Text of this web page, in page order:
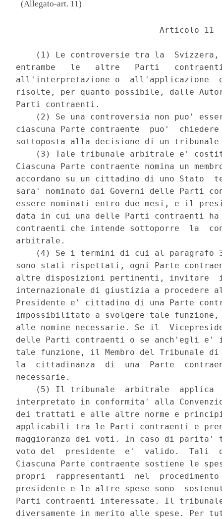
(Allegato-art. 11)
                             Articolo 11
(1) Le controversie tra la
entrambe   le   altre   Parti
all'interpretazione o  all'applicazione
risolte, per quanto possibile, dalle
Parti contraenti.
(2) Se una controversia non puo'
ciascuna Parte contraente  puo'
sottoposta alla decisione di un
(3) Tale tribunale arbitrale e'
Ciascuna Parte contraente nomina un
accordano su un cittadino di uno Stato
sara' nominato dai Governi delle Parti
essere nominati entro due mesi, e il
data in cui una delle Parti contraenti
contraenti che intende sottoporre  la
arbitrale.
(4) Se i termini di cui al paragrafo
sono stati rispettati, ogni Parte
altre disposizioni pertinenti, invitare
internazionale di giustizia a procedere
Presidente e' cittadino di una Parte
impossibilitato a svolgere tale
alle nomine necessarie. Se il
delle Parti contraenti o se anch'egli e'
tale funzione, il Membro del Tribunale di
la  cittadinanza  di  una  Parte
necessarie.
(5) Il tribunale  arbitrale  applica
interpretato in conformita' alla
dei trattati e alle altre norme e
applicabili tra le Parti contraenti e
maggioranza dei voti. In caso di
voto del  presidente  e'  valido.  Tali
Ciascuna Parte contraente sostiene le
propri  rappresentanti  nel
presidente e le altre spese sono
Parti contraenti interessate. Il
diversamente in merito alle spese.